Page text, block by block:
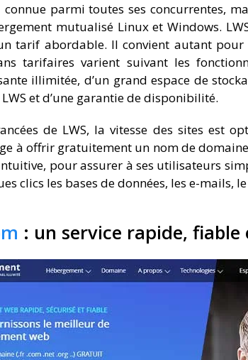
connue parmi toutes ses concurrentes,
mutualisé Linux et Windows.
tarif abordable. Il convient autant
tarifaires varient suivant les
illimitée, d’un grand espace de
et d’une garantie de disponibilité.
de LWS, la vitesse des sites est
à offrir gratuitement un nom de
pour assurer à ses utilisateurs
clics les bases de données, les e-mails,
: un service rapide, fiable